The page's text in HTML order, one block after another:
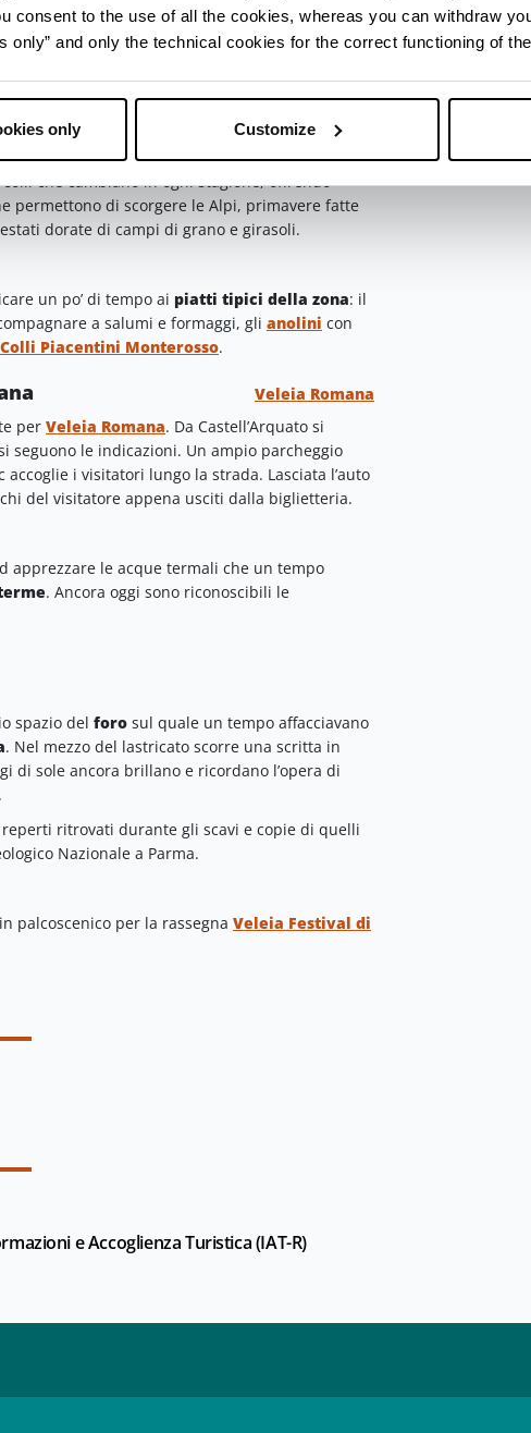
consent to the use of all the cookies, whereas you can withdraw
only” and only the technical cookies for the correct functioning of
only Customize
piazza monumentale con
salire sino alla cima della Roccaper uno
che cambiano in ogni stagione, offrendo
permettono di scorgere le Alpi, primavere fatte
dorate di campi di grano e girasoli.
un po’ di tempo ai piatti tipici della zona: il
a salumi e formaggi, gli anolini con
Colli Piacentini Monterosso.
Veleia Romana
per Veleia Romana. Da Castell’Arquato si
seguono le indicazioni. Un ampio parcheggio
i visitatori lungo la strada. Lasciata l’auto
del visitatore appena usciti dalla biglietteria.
apprezzare le acque termali che un tempo
. Ancora oggi sono riconoscibili le
spazio del foro sul quale un tempo affacciavano
. Nel mezzo del lastricato scorre una scritta in
di sole ancora brillano e ricordano l’opera di
reperti ritrovati durante gli scavi e copie di quelli
Nazionale a Parma.
palcoscenico per la rassegna Veleia Festival di
e Accoglienza Turistica (IAT-R)